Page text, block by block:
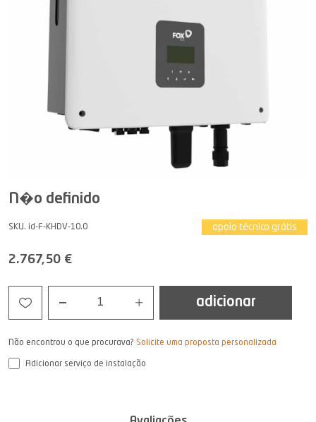
N�o definido
SKU. id-F-KHDV-10.0 apoio técnico grátis
2.767,50 €
1 adicionar
Não encontrou o que procurava? Solicite uma proposta personalizada
Adicionar serviço de instalação